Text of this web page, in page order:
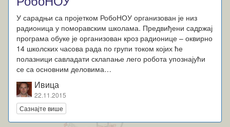
У сарадњи са пројетком РобоНОУ организован је низ
радионица у поморавским школама. Предвиђени садржај
програма обуке је организован кроз радионице – оквирно
14 школских часова рада по групи током којих ће
полазници савладати склапање лего робота упознајући
се са основним деловима…
Ивица
22.11.2015
Сазнајте више